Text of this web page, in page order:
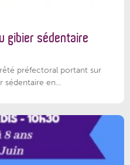
gibier sédentaire
préfectoral portant sur
sédentaire en...